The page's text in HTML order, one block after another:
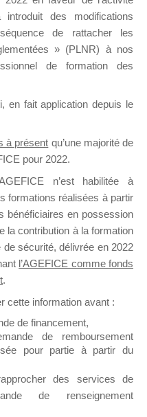
Groupe Public
Organismes de
dédié au support
laisser un message
inscrit(e) pour
introduit des modifications
de rattacher les
» (PLNR) à nos
de formation des
, en fait application depuis le
à présent qu’une majorité de
pour 2022.
n’est habilitée à
formations réalisées à partir
bénéficiaires en possession
la contribution à la formation
sécurité, délivrée en 2022
l’AGEFICE comme fonds
.
cette information avant :
de financement,
de remboursement
pour partie à partir du
des services de
de renseignement